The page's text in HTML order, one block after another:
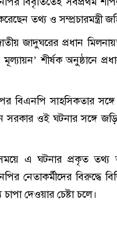
তথ্য ও সম্প্রচারমন্ত্রী
জাদুঘরের প্রধান
শীর্ষক অনুষ্ঠানে
বিএনপি সাহসিকতার
সরকার ওই ঘটনার সঙ্গে
এ ঘটনার প্রকৃত তথ্য
নেতাকর্মীদের বিরুদ্ধে
দেওয়ার চেষ্টা চলে।